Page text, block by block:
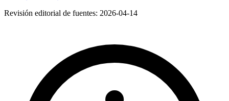
Revisión editorial de fuentes: 2026-04-14